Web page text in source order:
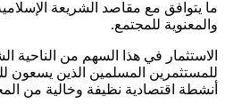
ما يتوافق مع مقاصد الشريعة
والمعنوية للمجتمع.
الاستثمار في هذا السهم من الناحية
للمستثمرين المسلمين الذين يسعون
أنشطة اقتصادية نظيفة وخالية من